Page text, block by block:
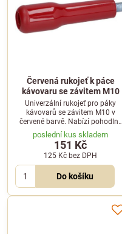
Červená rukojeť k páce
kávovaru se závitem M10
Univerzální rukojeť pro páky
kávovarů se závitem M10 v
červené barvě. Nabízí pohodlný
úchop a vysokou odolnost v
náročném kavárenském provozu.
poslední kus skladem
151 Kč
125 Kč bez DPH
Do košíku